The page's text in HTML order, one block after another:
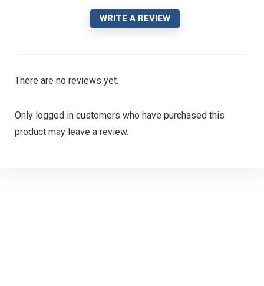
WRITE A REVIEW
There are no reviews yet.
Only logged in customers who have purchased this
product may leave a review.